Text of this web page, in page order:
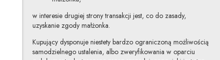
w interesie drugiej strony transakcji jest, co do zasady,
uzyskanie zgody małżonka.
Kupujący dysponuje niestety bardzo ograniczoną możliwością
samodzielnego ustalenia, albo zweryfikowania w oparciu